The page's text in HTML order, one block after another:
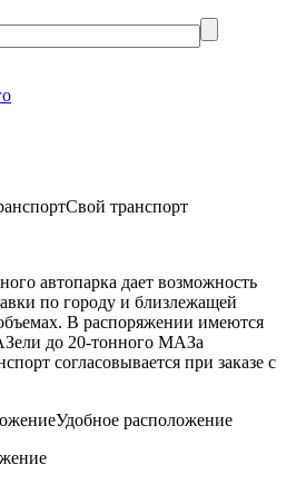
Свой транспорт
автопарка дает возможность
по городу и близлежащей
В распоряжении имеются
до 20-тонного МАЗа
согласовывается при заказе с
Удобное расположение